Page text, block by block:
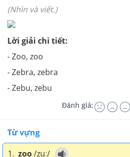
(Nhìn và viết.)
Lời giải chi tiết:
- Zoo, zoo
- Zebra, zebra
- Zebu, zebu
Đánh giá:
Từ vựng
1. zoo/zuː/